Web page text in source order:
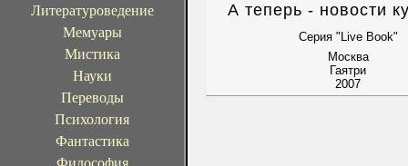
Литературоведение
Мемуары
Мистика
Науки
Переводы
Психология
Фантастика
Философия
А теперь - новости
Серия "Live Book"
Москва
Гаятри
2007